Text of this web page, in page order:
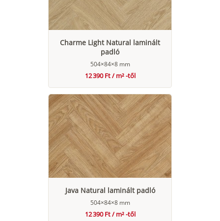
Charme Light Natural laminált
padló
504×84×8 mm
12 390 Ft / m² -től
Java Natural laminált padló
504×84×8 mm
12 390 Ft / m² -től